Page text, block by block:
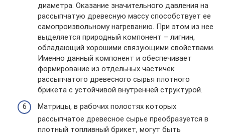
диаметра. Оказание значительного давления на
рассыпчатую древесную массу способствует ее
самопроизвольному нагреванию. При этом из нее
выделяется природный компонент – лигнин,
обладающий хорошими связующими свойствами.
Именно данный компонент и обеспечивает
формирование из отдельных частичек
рассыпчатого древесного сырья плотного
брикета с устойчивой внутренней структурой.
Матрицы, в рабочих полостях которых
рассыпчатое древесное сырье преобразуется в
плотный топливный брикет, могут быть